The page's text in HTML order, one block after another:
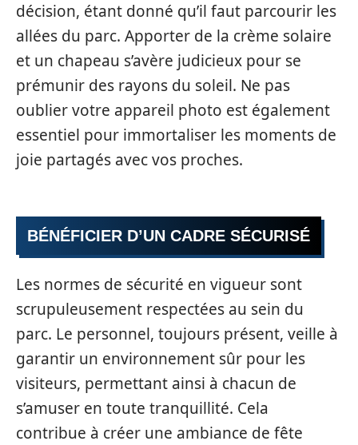
décision, étant donné qu’il faut parcourir les
allées du parc. Apporter de la crème solaire
et un chapeau s’avère judicieux pour se
prémunir des rayons du soleil. Ne pas
oublier votre appareil photo est également
essentiel pour immortaliser les moments de
joie partagés avec vos proches.
BÉNÉFICIER D’UN CADRE SÉCURISÉ
Les normes de sécurité en vigueur sont
scrupuleusement respectées au sein du
parc. Le personnel, toujours présent, veille à
garantir un environnement sûr pour les
visiteurs, permettant ainsi à chacun de
s’amuser en toute tranquillité. Cela
contribue à créer une ambiance de fête